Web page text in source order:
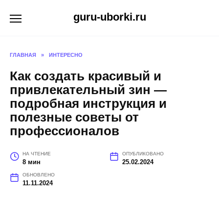
guru-uborki.ru
ГЛАВНАЯ » ИНТЕРЕСНО
Как создать красивый и
привлекательный зин —
подробная инструкция и
полезные советы от
профессионалов
НА ЧТЕНИЕ
8 мин
ОПУБЛИКОВАНО
25.02.2024
ОБНОВЛЕНО
11.11.2024